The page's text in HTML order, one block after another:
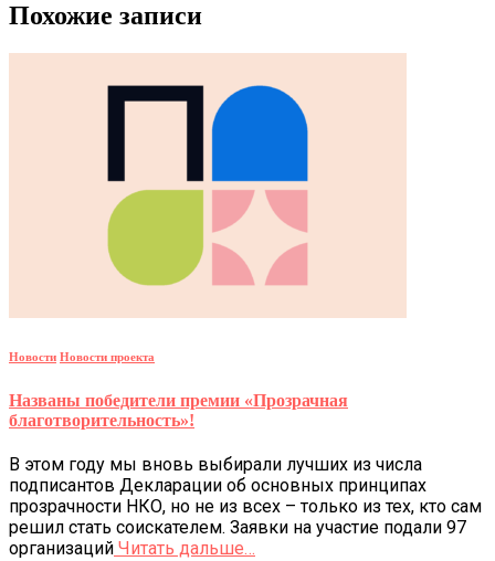
Похожие записи
Новости Новости проекта
Названы победители премии «Прозрачная
благотворительность»!
В этом году мы вновь выбирали лучших из числа
подписантов Декларации об основных принципах
прозрачности НКО, но не из всех – только из тех, кто сам
решил стать соискателем. Заявки на участие подали 97
организаций Читать дальше…